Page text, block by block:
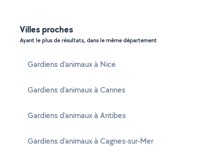
Villes proches
Ayant le plus de résultats, dans le même département
Gardiens d'animaux à Nice
Gardiens d'animaux à Cannes
Gardiens d'animaux à Antibes
Gardiens d'animaux à Cagnes-sur-Mer